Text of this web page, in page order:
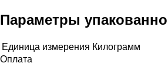
Параметры
Единица измерения Килограмм
Оплата